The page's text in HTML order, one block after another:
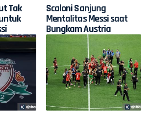
Tak
Scaloni Sanjung
Mentalitas Messi saat
Bungkam Austria